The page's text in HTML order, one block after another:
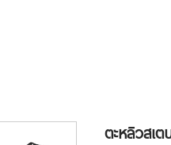
ตะหลิวสเ